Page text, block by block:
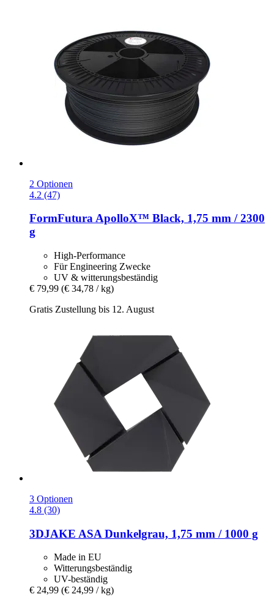
2 Optionen
4.2 (47)
FormFuturaApolloX™ Black, 1,75 mm / 2300
g
High-Performance
Für Engineering Zwecke
UV & witterungsbeständig
€ 79,99 (€ 34,78 / kg)
Gratis Zustellung bis 12. August
3 Optionen
4.8 (30)
3DJAKE ASA Dunkelgrau, 1,75 mm / 1000 g
Made in EU
Witterungsbeständig
UV-beständig
€ 24,99 (€ 24,99 / kg)